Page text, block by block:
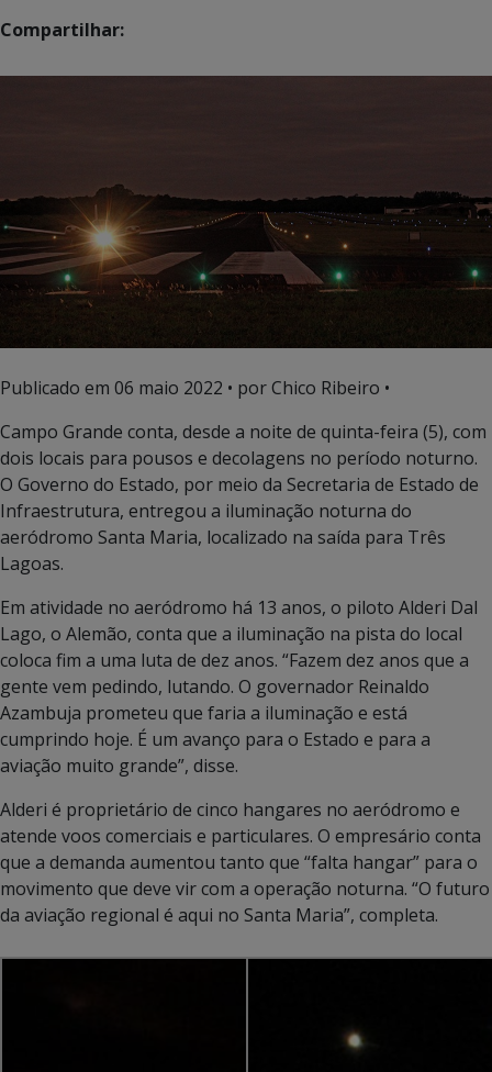
Compartilhar:
Publicado em 06 maio 2022 • por Chico Ribeiro •
Campo Grande conta, desde a noite de quinta-feira (5), com
dois locais para pousos e decolagens no período noturno.
O Governo do Estado, por meio da Secretaria de Estado de
Infraestrutura, entregou a iluminação noturna do
aeródromo Santa Maria, localizado na saída para Três
Lagoas.
Em atividade no aeródromo há 13 anos, o piloto Alderi Dal
Lago, o Alemão, conta que a iluminação na pista do local
coloca fim a uma luta de dez anos. “Fazem dez anos que a
gente vem pedindo, lutando. O governador Reinaldo
Azambuja prometeu que faria a iluminação e está
cumprindo hoje. É um avanço para o Estado e para a
aviação muito grande”, disse.
Alderi é proprietário de cinco hangares no aeródromo e
atende voos comerciais e particulares. O empresário conta
que a demanda aumentou tanto que “falta hangar” para o
movimento que deve vir com a operação noturna. “O futuro
da aviação regional é aqui no Santa Maria”, completa.